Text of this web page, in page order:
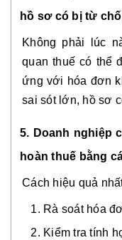
hồ sơ có bị từ
Không phải lúc
quan thuế có thể
ứng với hóa đơn
sai sót lớn, hồ sơ
5. Doanh nghiệp
hoàn thuế bằng
Cách hiệu quả
Rà soát hóa
Kiểm tra tính